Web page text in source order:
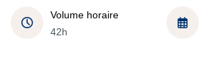
Volume horaire
42h